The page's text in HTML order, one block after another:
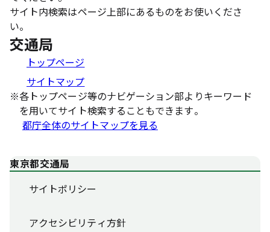
サイト内検索はページ上部にあるものをお使いくださ
い。
交通局
トップページ
サイトマップ
※各トップページ等のナビゲーション部よりキーワード
を用いてサイト検索することもできます。
都庁全体のサイトマップを見る
東京都交通局
サイトポリシー
アクセシビリティ方針